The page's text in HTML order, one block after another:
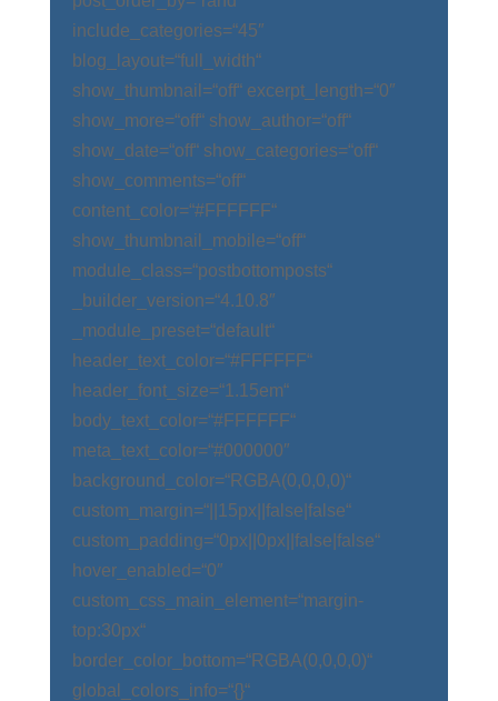
include_categories=“45″
blog_layout=“full_width“
show_thumbnail=“off“ excerpt_length=“0″
show_more=“off“ show_author=“off“
show_date=“off“ show_categories=“off“
show_comments=“off“
content_color=“#FFFFFF“
show_thumbnail_mobile=“off“
module_class=“postbottomposts“
_builder_version=“4.10.8″
_module_preset=“default“
header_text_color=“#FFFFFF“
header_font_size=“1.15em“
body_text_color=“#FFFFFF“
meta_text_color=“#000000″
background_color=“RGBA(0,0,0,0)“
custom_margin=“||15px||false|false“
custom_padding=“0px||0px||false|false“
hover_enabled=“0″
custom_css_main_element=“margin-
top:30px“
border_color_bottom=“RGBA(0,0,0,0)“
global_colors_info=“{}“